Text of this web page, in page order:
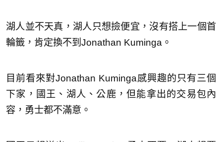
湖人並不天真，湖人只想撿便宜，沒有搭上一個首
輪籤，肯定換不到Jonathan Kuminga。
目前看來對Jonathan Kuminga感興趣的只有三個
下家，國王、湖人、公鹿，但能拿出的交易包內
容，勇士都不滿意。